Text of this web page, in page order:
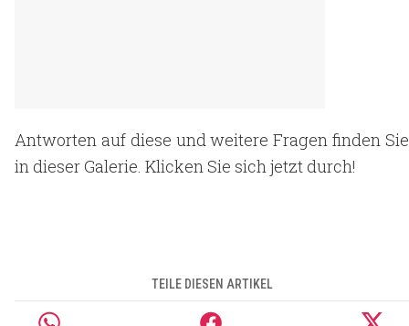
Antworten auf diese und weitere Fragen finden Sie
in dieser Galerie. Klicken Sie sich jetzt durch!
TEILE DIESEN ARTIKEL